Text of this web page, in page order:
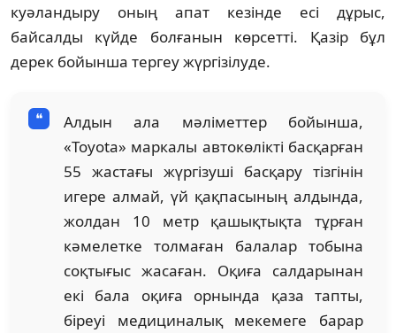
куәландыру оның апат кезінде есі дұрыс,
байсалды күйде болғанын көрсетті. Қазір бұл
дерек бойынша тергеу жүргізілуде.
Алдын ала мәліметтер бойынша,
«Toyota» маркалы автокөлікті басқарған
55 жастағы жүргізуші басқару тізгінін
игере алмай, үй қақпасының алдында,
жолдан 10 метр қашықтықта тұрған
кәмелетке толмаған балалар тобына
соқтығыс жасаған. Оқиға салдарынан
екі бала оқиға орнында қаза тапты,
біреуі медициналық мекемеге барар